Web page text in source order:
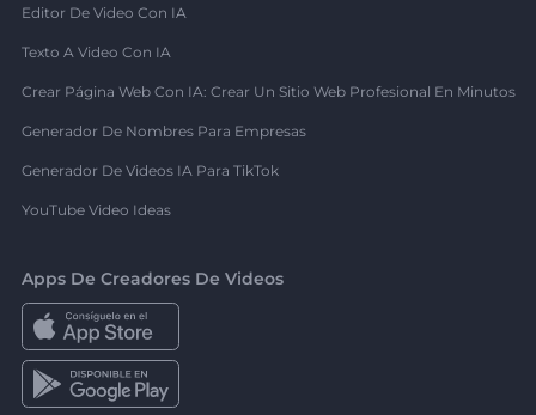
Editor De Video Con IA
Texto A Video Con IA
Crear Página Web Con IA: Crear Un Sitio Web Profesional En Minutos
Generador De Nombres Para Empresas
Generador De Videos IA Para TikTok
YouTube Video Ideas
Apps De Creadores De Videos